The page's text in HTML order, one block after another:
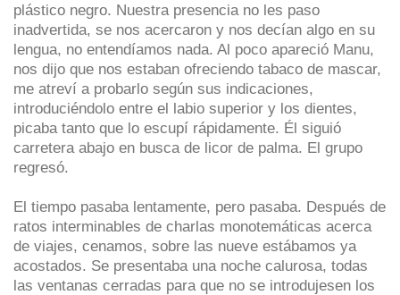
plástico negro. Nuestra presencia no les paso
inadvertida, se nos acercaron y nos decían algo en su
lengua, no entendíamos nada. Al poco apareció Manu,
nos dijo que nos estaban ofreciendo tabaco de mascar,
me atreví a probarlo según sus indicaciones,
introduciéndolo entre el labio superior y los dientes,
picaba tanto que lo escupí rápidamente. Él siguió
carretera abajo en busca de licor de palma. El grupo
regresó.
El tiempo pasaba lentamente, pero pasaba. Después de
ratos interminables de charlas monotemáticas acerca
de viajes, cenamos, sobre las nueve estábamos ya
acostados. Se presentaba una noche calurosa, todas
las ventanas cerradas para que no se introdujesen los